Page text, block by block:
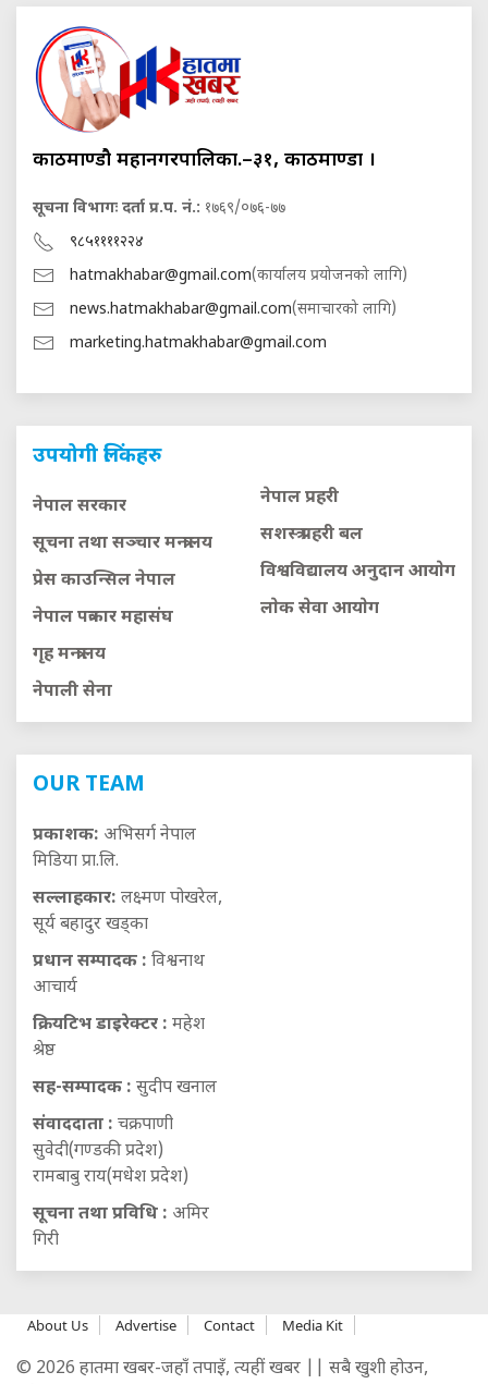
काठमाण्डौ महानगरपालिका.–३१, काठमाण्डौं ।
सूचना विभागः दर्ता प्र.प. नं.: १७६९/०७६-७७
९८५११११२२४
hatmakhabar@gmail.com(कार्यालय प्रयोजनको लागि)
news.hatmakhabar@gmail.com(समाचारको लागि)
marketing.hatmakhabar@gmail.com
उपयोगी लिंकहरु
नेपाल सरकार
सूचना तथा सञ्चार मन्त्रालय
प्रेस काउन्सिल नेपाल
नेपाल पत्रकार महासंघ
गृह मन्त्रालय
नेपाली सेना
नेपाल प्रहरी
सशस्त्र प्रहरी बल
विश्वविद्यालय अनुदान आयाेग
लाेक सेवा आयाेग
OUR TEAM
प्रकाशक: अभिसर्ग नेपाल
मिडिया प्रा.लि.
सल्लाहकार: लक्ष्मण पोखरेल,
सूर्य बहादुर खड्का
प्रधान सम्पादक : विश्वनाथ
आचार्य
क्रियटिभ डाइरेक्टर : महेश
श्रेष्ठ
सह-सम्पादक : सुदीप खनाल
संवाददाता : चक्रपाणी
सुवेदी(गण्डकी प्रदेश)
रामबाबु राय(मधेश प्रदेश)
सूचना तथा प्रविधि : अमिर
गिरी
About Us Advertise Contact Media Kit
© 2026 हातमा खबर-जहाँ तपाइँ, त्यहीं खबर || सबै खुशी होउन,